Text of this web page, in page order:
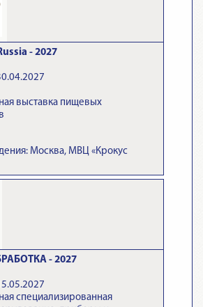
- 2027
выставка пищевых
Москва, МВЦ «Крокус
- 2027
специализированная